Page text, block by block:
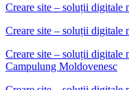
Creare site – soluții digitale
Creare site – soluții digitale
Creare site – soluții digitale
Campulung Moldovenesc